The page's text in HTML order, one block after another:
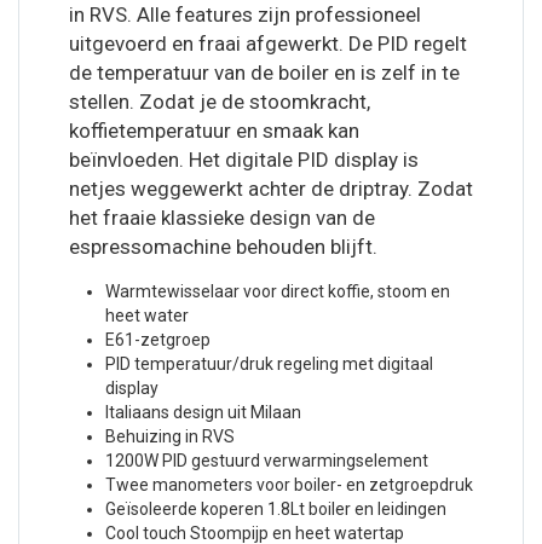
in RVS. Alle features zijn professioneel
uitgevoerd en fraai afgewerkt. De PID regelt
de temperatuur van de boiler en is zelf in te
stellen. Zodat je de stoomkracht,
koffietemperatuur en smaak kan
beïnvloeden. Het digitale PID display is
netjes weggewerkt achter de driptray. Zodat
het fraaie klassieke design van de
espressomachine behouden blijft.
Warmtewisselaar voor direct koffie, stoom en
heet water
E61-zetgroep
PID temperatuur/druk regeling met digitaal
display
Italiaans design uit Milaan
Behuizing in RVS
1200W PID gestuurd verwarmingselement
Twee manometers voor boiler- en zetgroepdruk
Geïsoleerde koperen 1.8Lt boiler en leidingen
Cool touch Stoompijp en heet watertap